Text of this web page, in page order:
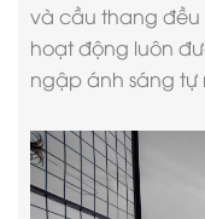
và cầu thang
hoạt động luôn
ngập ánh sáng